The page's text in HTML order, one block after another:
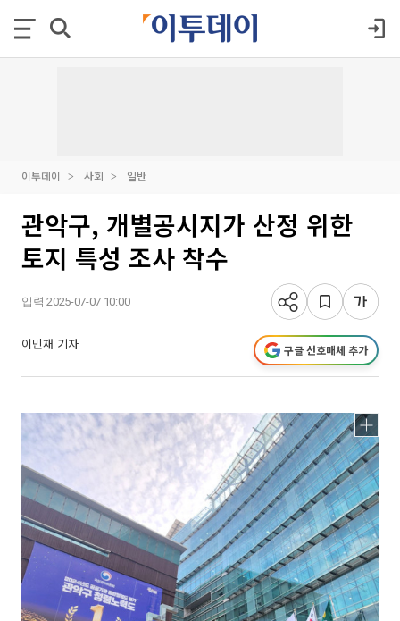
이투데이 사회 일반
관악구, 개별공시지가 산정 위한
토지 특성 조사 착수
입력 2025-07-07 10:00
이민재 기자 구글 선호매체 추가